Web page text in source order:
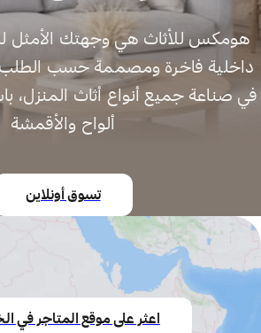
هومكس للأثاث هي وجهتك الأمثل
داخلية فاخرة ومصممة حسب
في صناعة جميع أنواع أثاث المنزل،
ألواح والأقمشة
تسوق أونلاين
اعثر على موقع المتاجر في